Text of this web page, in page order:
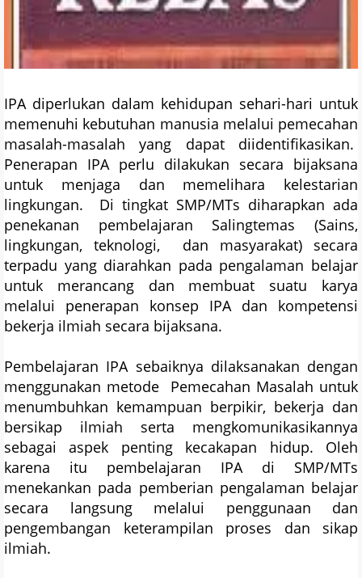
IPA diperlukan dalam kehidupan sehari-hari untuk
memenuhi kebutuhan manusia melalui pemecahan
masalah-masalah yang dapat diidentifikasikan.
Penerapan IPA perlu dilakukan secara bijaksana
untuk menjaga dan memelihara kelestarian
lingkungan. Di tingkat SMP/MTs diharapkan ada
penekanan pembelajaran Salingtemas (Sains,
lingkungan, teknologi, dan masyarakat) secara
terpadu yang diarahkan pada pengalaman belajar
untuk merancang dan membuat suatu karya
melalui penerapan konsep IPA dan kompetensi
bekerja ilmiah secara bijaksana.
Pembelajaran IPA sebaiknya dilaksanakan dengan
menggunakan metode Pemecahan Masalah untuk
menumbuhkan kemampuan berpikir, bekerja dan
bersikap ilmiah serta mengkomunikasikannya
sebagai aspek penting kecakapan hidup. Oleh
karena itu pembelajaran IPA di SMP/MTs
menekankan pada pemberian pengalaman belajar
secara langsung melalui penggunaan dan
pengembangan keterampilan proses dan sikap
ilmiah.